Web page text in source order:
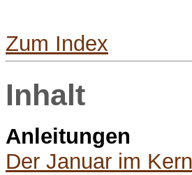
Zum Index
Inhalt
Anleitungen
Der Januar im